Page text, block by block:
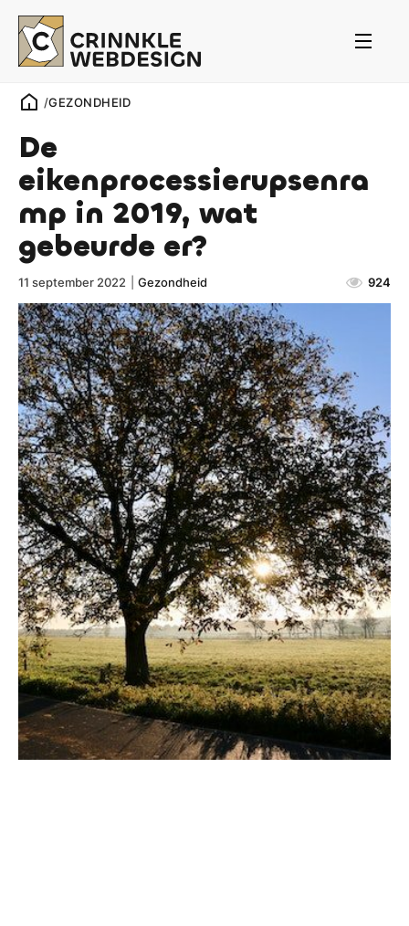
/GEZONDHEID
De
eikenprocessierupsenra
mp in 2019, wat
gebeurde er?
11 september 2022 Gezondheid 924